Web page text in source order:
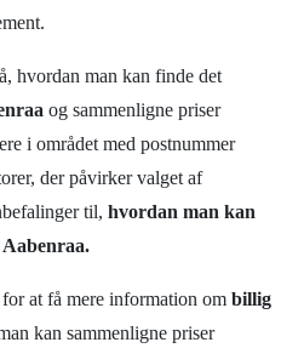
hvordan man kan finde det
og sammenligne priser
i området med postnummer
der påvirker valget af
til, hvordan man kan
at få mere information om billig
kan sammenligne priser